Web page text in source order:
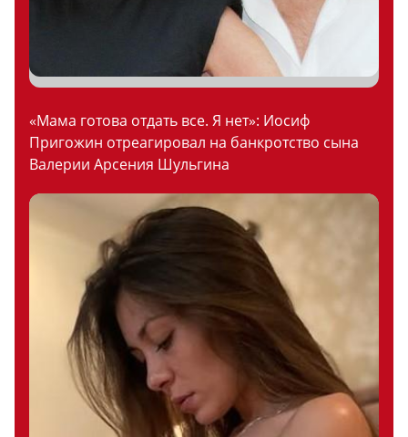
«Мама готова отдать все. Я нет»: Иосиф
Пригожин отреагировал на банкротство сына
Валерии Арсения Шульгина